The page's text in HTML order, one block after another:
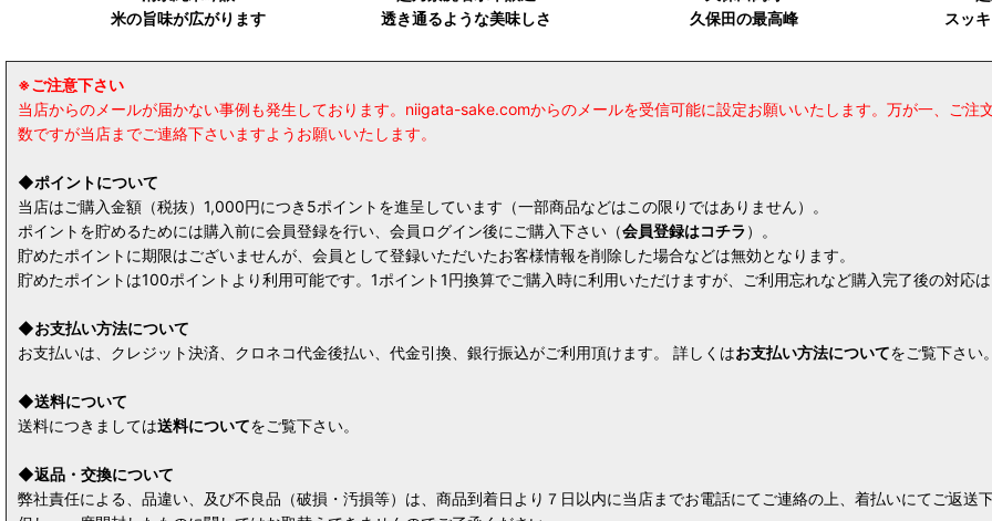
米の旨味が広がります
透き通るような美味しさ
久保田の最高峰
スッ
※ご注意下さい
当店からのメールが届かない事例も発生しております。niigata-sake.comからのメールを受信可能に設定お願いいたします。万が一、ご
数ですが当店までご連絡下さいますようお願いいたします。
◆ポイントについて
当店はご購入金額（税抜）1,000円につき5ポイントを進呈しています（一部商品などはこの限りではありません）。
ポイントを貯めるためには購入前に会員登録を行い、会員ログイン後にご購入下さい（会員登録はコチラ ）。
貯めたポイントに期限はございませんが、会員として登録いただいたお客様情報を削除した場合などは無効となります。
貯めたポイントは100ポイントより利用可能です。1ポイント1円換算でご購入時に利用いただけますが、ご利用忘れなど購入完了後の対応
◆お支払い方法について
お支払いは、クレジット決済、クロネコ代金後払い、代金引換、銀行振込がご利用頂けます。 詳しくはお支払い方法についてをご覧下さい
◆送料について
送料につきましては送料についてをご覧下さい。
◆返品・交換について
弊社責任による、品違い、及び不良品（破損・汚損等）は、商品到着日より７日以内に当店までお電話にてご連絡の上、着払いにてご返送